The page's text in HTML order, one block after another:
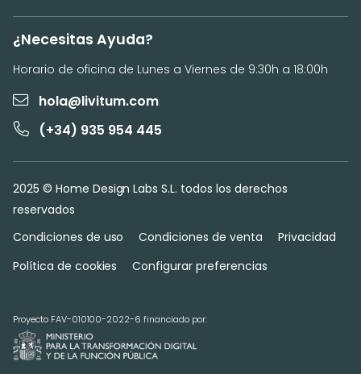
¿Necesitas Ayuda?
Horario de oficina de Lunes a Viernes de 9:30h a 18:00h
hola@livitum.com
(+34) 935 954 445
2025 © Home Design Labs S.L. todos los derechos
reservados
Condiciones de uso
Condiciones de venta
Privacidad
Política de cookies
Configurar preferencias
Proyecto FAV-010100-2022-6 financiado por: